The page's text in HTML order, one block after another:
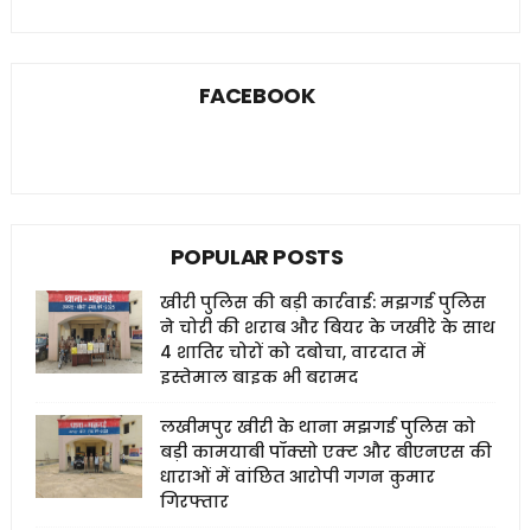
FACEBOOK
POPULAR POSTS
खीरी पुलिस की बड़ी कार्रवाई: मझगई पुलिस
ने चोरी की शराब और बियर के जखीरे के साथ
4 शातिर चोरों को दबोचा, वारदात में
इस्तेमाल बाइक भी बरामद
लखीमपुर खीरी के थाना मझगई पुलिस को
बड़ी कामयाबी पॉक्सो एक्ट और बीएनएस की
धाराओं में वांछित आरोपी गगन कुमार
गिरफ्तार